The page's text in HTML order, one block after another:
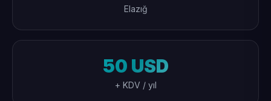
Elazığ
50 USD
+ KDV / yıl